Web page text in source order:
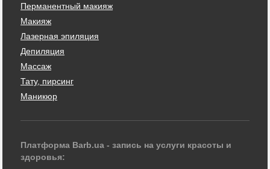
Перманентный макияж
Макияж
Лазерная эпиляция
Депиляция
Массаж
Тату, пирсинг
Маникюр
Платформа Barb.ua - запись на услуги красоты и
здоровья: